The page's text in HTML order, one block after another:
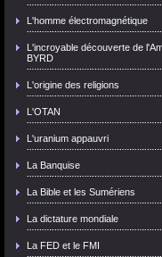
L'homme électromagnétique
L'incroyable découverte de
BYRD
L'origine des religions
L'OTAN
L'uranium appauvri
La Banquise
La Bible et les Sumériens
La dictature mondiale
La FED et le FMI